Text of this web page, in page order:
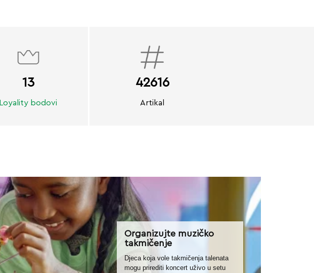
13
Loyality bodovi
42616
Artikal
Organizujte muzičko
takmičenje
Djeca koja vole takmičenja talenata
mogu prirediti koncert uživo u setu